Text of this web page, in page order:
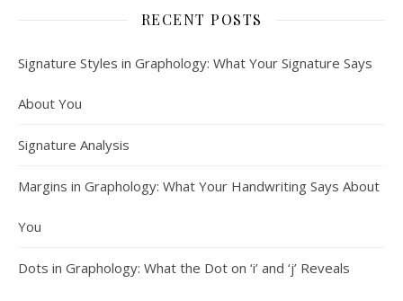
RECENT POSTS
Signature Styles in Graphology: What Your Signature Says
About You
Signature Analysis
Margins in Graphology: What Your Handwriting Says About
You
Dots in Graphology: What the Dot on ‘i’ and ‘j’ Reveals